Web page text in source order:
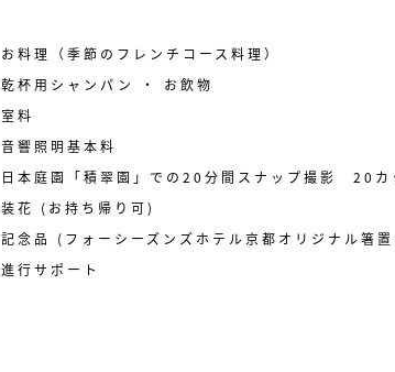
お料理（季節のフレンチコース料理）
乾杯用シャンパン ・ お飲物
室料
音響照明基本料
日本庭園「積翠園」での20分間スナップ撮影 20カ
装花 (お持ち帰り可)
記念品 (フォーシーズンズホテル京都オリジナル箸
進行サポート